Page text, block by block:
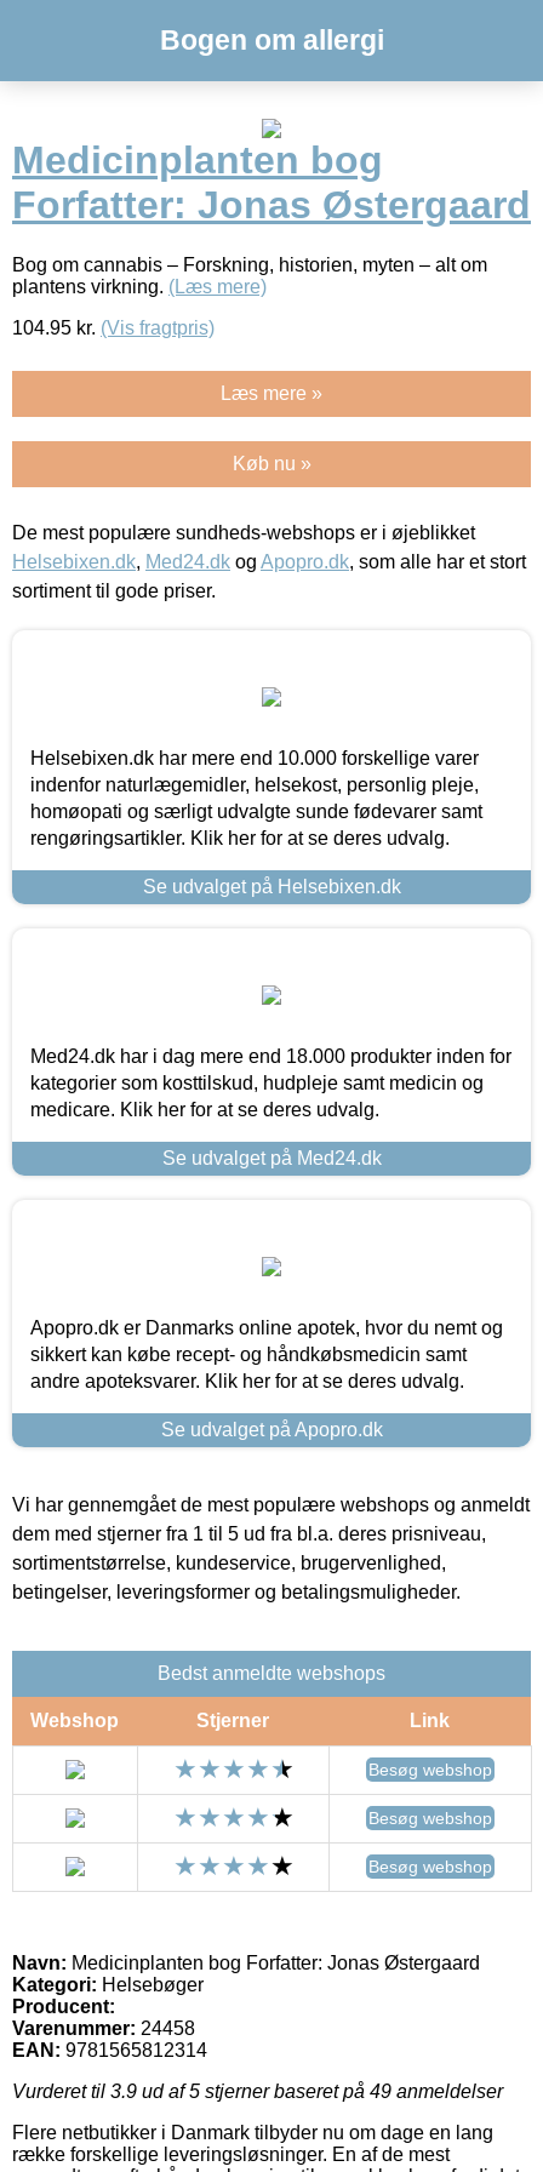
Bogen om allergi
Medicinplanten bog
Forfatter: Jonas Østergaard
Bog om cannabis – Forskning, historien, myten – alt om
plantens virkning. (Læs mere)
104.95 kr. (Vis fragtpris)
Læs mere »
Køb nu »
De mest populære sundheds-webshops er i øjeblikket
Helsebixen.dk, Med24.dk og Apopro.dk, som alle har et stort
sortiment til gode priser.
Helsebixen.dk har mere end 10.000 forskellige varer
indenfor naturlægemidler, helsekost, personlig pleje,
homøopati og særligt udvalgte sunde fødevarer samt
rengøringsartikler. Klik her for at se deres udvalg.
Se udvalget på Helsebixen.dk
Med24.dk har i dag mere end 18.000 produkter inden for
kategorier som kosttilskud, hudpleje samt medicin og
medicare. Klik her for at se deres udvalg.
Se udvalget på Med24.dk
Apopro.dk er Danmarks online apotek, hvor du nemt og
sikkert kan købe recept- og håndkøbsmedicin samt
andre apoteksvarer. Klik her for at se deres udvalg.
Se udvalget på Apopro.dk
Vi har gennemgået de mest populære webshops og anmeldt
dem med stjerner fra 1 til 5 ud fra bl.a. deres prisniveau,
sortimentstørrelse, kundeservice, brugervenlighed,
betingelser, leveringsformer og betalingsmuligheder.
Bedst anmeldte webshops
Webshop Stjerner Link
Besøg webshop
Besøg webshop
Besøg webshop
Navn: Medicinplanten bog Forfatter: Jonas Østergaard
Kategori: Helsebøger
Producent:
Varenummer: 24458
EAN: 9781565812314
Vurderet til 3.9 ud af 5 stjerner baseret på 49 anmeldelser
Flere netbutikker i Danmark tilbyder nu om dage en lang
række forskellige leveringsløsninger. En af de mest